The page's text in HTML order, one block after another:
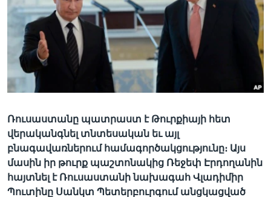
Լեզուներ
Ռուսաստանը պատրաստ է Թուրքիայի հետ
վերականգնել տնտեսական եւ այլ
բնագավառներում համագործակցությունը։ Այս
մասին իր թուրք պաշտոնակից Ռեջեփ Էրդողանին
հայտնել է Ռուսաստանի նախագահ Վլադիմիր
Պուտինը Սանկտ Պետերբուրգում անցկացված